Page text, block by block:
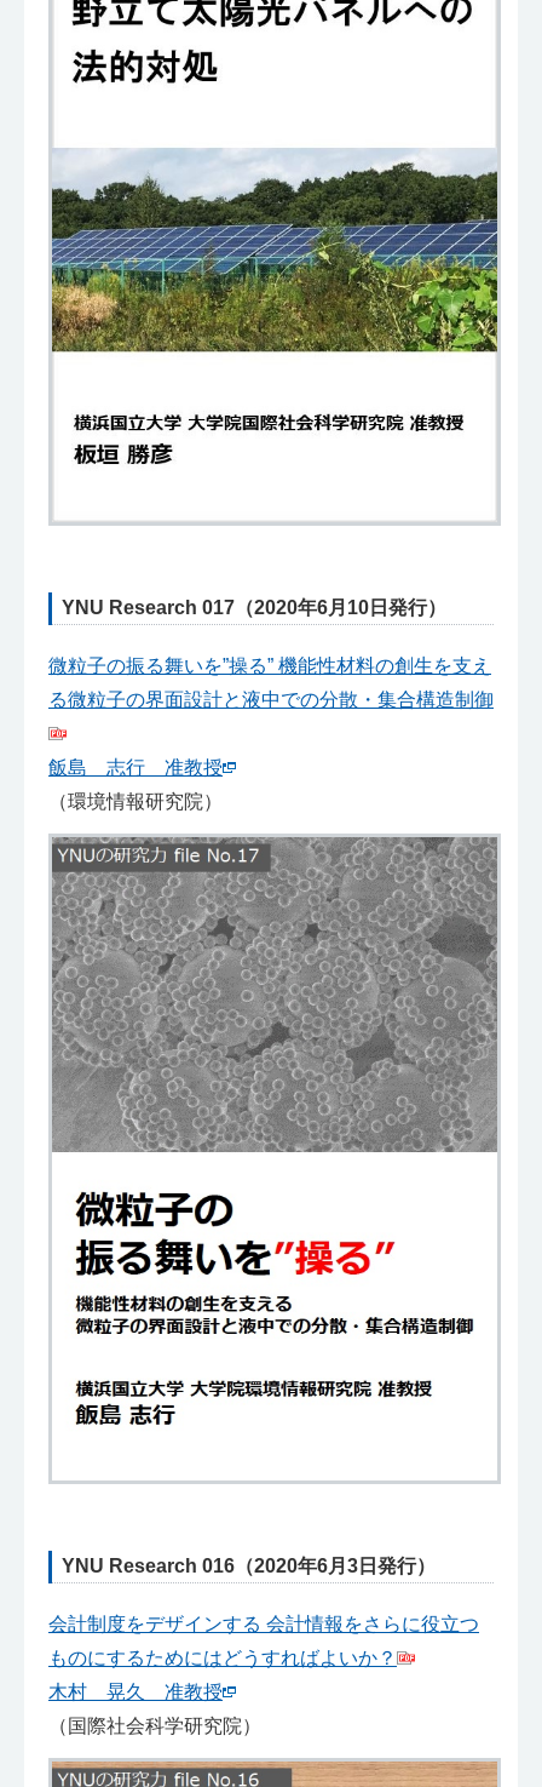
YNU Research 017（2020年6月10日発行）
微粒子の振る舞いを”操る” 機能性材料の創生を支え
る微粒子の界面設計と液中での分散・集合構造制御
飯島 志行 准教授
（環境情報研究院）
YNU Research 016（2020年6月3日発行）
会計制度をデザインする 会計情報をさらに役立つ
ものにするためにはどうすればよいか？
木村 晃久 准教授
（国際社会科学研究院）